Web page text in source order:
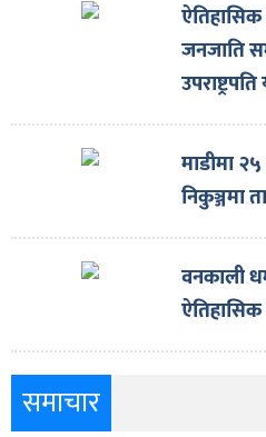
जनजाति
माडीमा
निकुञ्जमा
वनकाली
ऐतिहासिक
समाचार